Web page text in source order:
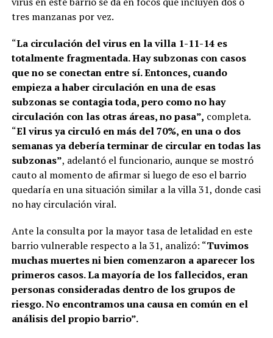
tres manzanas por vez.
“La circulación del virus en la villa 1-11-14 es
totalmente fragmentada. Hay subzonas con casos
que no se conectan entre sí. Entonces, cuando
empieza a haber circulación en una de esas
subzonas se contagia toda, pero como no hay
circulación con las otras áreas, no pasa”, completa.
“El virus ya circuló en más del 70%, en una o dos
semanas ya debería terminar de circular en todas las
subzonas”, adelantó el funcionario, aunque se mostró
cauto al momento de afirmar si luego de eso el barrio
quedaría en una situación similar a la villa 31, donde casi
no hay circulación viral.
Ante la consulta por la mayor tasa de letalidad en este
barrio vulnerable respecto a la 31, analizó: “Tuvimos
muchas muertes ni bien comenzaron a aparecer los
primeros casos. La mayoría de los fallecidos, eran
personas consideradas dentro de los grupos de
riesgo. No encontramos una causa en común en el
análisis del propio barrio”.